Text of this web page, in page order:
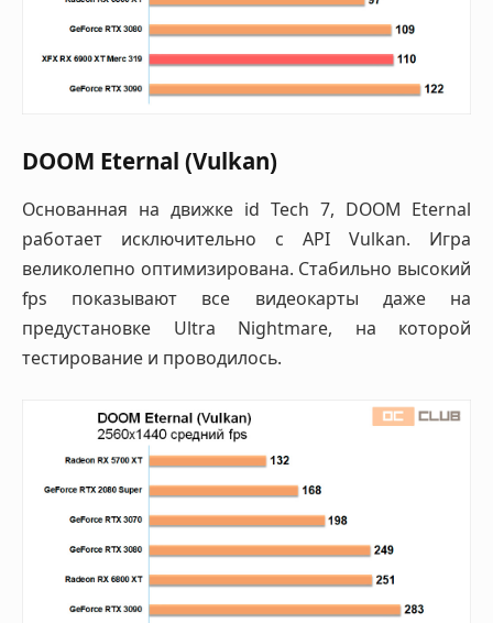
DOOM Eternal (Vulkan)
Основанная на движке id Tech 7, DOOM Eternal
работает исключительно с API Vulkan. Игра
великолепно оптимизирована. Стабильно высокий
fps показывают все видеокарты даже на
предустановке Ultra Nightmare, на которой
тестирование и проводилось.